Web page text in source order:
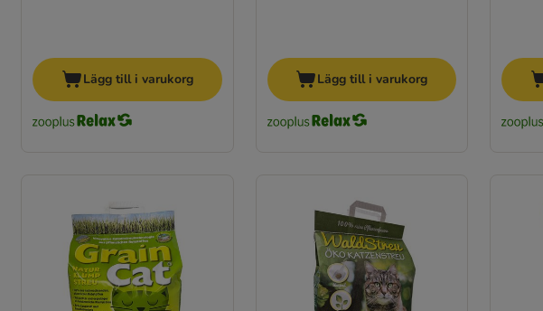
Lägg till i varukorg Lägg till i varukorg